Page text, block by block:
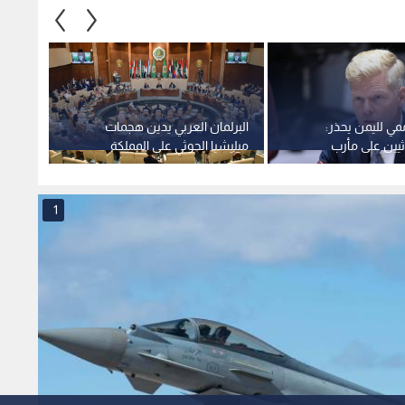
البرلمان العربي يدين هجمات
ميليشيا الحوثي على المملكة
العربية السعودية واليمن
لليمن يحذر:
على مأرب
بصراع واسع
1